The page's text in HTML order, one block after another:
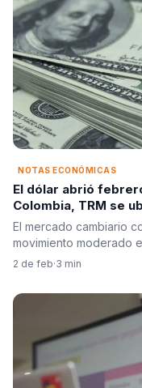
NOTAS ECONÓMICAS
El dólar abrió
Colombia, TRM se
El mercado cambiario
movimiento moderado
2 de feb·3 min